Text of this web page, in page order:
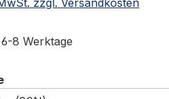
8 Werktage
auswählen